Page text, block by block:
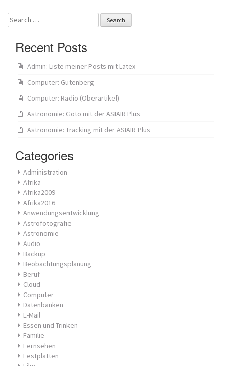
Search
for:
Recent Posts
Admin: Liste meiner Posts mit Latex
Computer: Gutenberg
Computer: Radio (Oberartikel)
Astronomie: Goto mit der ASIAIR Plus
Astronomie: Tracking mit der ASIAIR Plus
Categories
Administration
Afrika
Afrika2009
Afrika2016
Anwendungsentwicklung
Astrofotografie
Astronomie
Audio
Backup
Beobachtungsplanung
Beruf
Cloud
Computer
Datenbanken
E-Mail
Essen und Trinken
Familie
Fernsehen
Festplatten